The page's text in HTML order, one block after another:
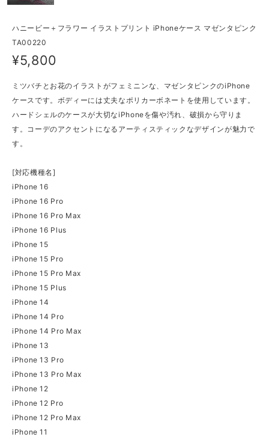
ハニービー＋フラワー イラストプリント iPhoneケース マゼンタピンク
TA00220
¥5,800
ミツバチとお花のイラストがフェミニンな、マゼンタピンクのiPhone
ケースです。ボディーには丈夫なポリカーボネートを使用しています。
ハードシェルのケースが大切なiPhoneを傷や汚れ、破損から守りま
す。コーデのアクセントになるアーティスティックなデザインが魅力で
す。
[対応機種名]
iPhone 16
iPhone 16 Pro
iPhone 16 Pro Max
iPhone 16 Plus
iPhone 15
iPhone 15 Pro
iPhone 15 Pro Max
iPhone 15 Plus
iPhone 14
iPhone 14 Pro
iPhone 14 Pro Max
iPhone 13
iPhone 13 Pro
iPhone 13 Pro Max
iPhone 12
iPhone 12 Pro
iPhone 12 Pro Max
iPhone 11